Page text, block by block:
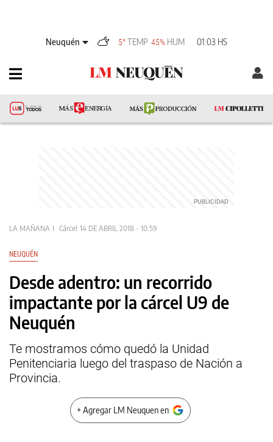
Neuquén 5°TEMP 45% HUM 01:03 HS
LA MAÑANA Cárcel 14 DE ABRIL 2018 - 10:59
NEUQUÉN
Desde adentro: un recorrido
impactante por la cárcel U9 de
Neuquén
Te mostramos cómo quedó la Unidad
Penitenciaria luego del traspaso de Nación a
Provincia.
+ Agregar LM Neuquen en